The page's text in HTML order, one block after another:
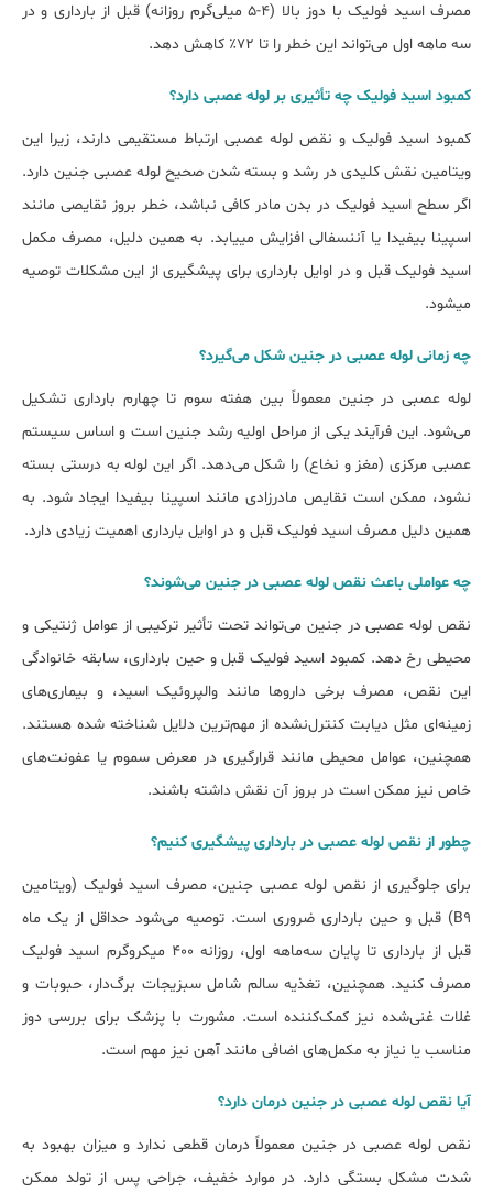
مصرف اسید فولیک با دوز بالا (۴-۵ میلی‌گرم روزانه) قبل از بارداری و در
سه ماهه اول می‌تواند این خطر را تا ۷۲٪ کاهش دهد.
کمبود اسید فولیک چه تأثیری بر لوله عصبی دارد؟
کمبود اسید فولیک و نقص لوله عصبی ارتباط مستقیمی دارند، زیرا این
ویتامین نقش کلیدی در رشد و بسته شدن صحیح لوله عصبی جنین دارد.
اگر سطح اسید فولیک در بدن مادر کافی نباشد، خطر بروز نقایصی مانند
اسپینا بیفیدا یا آننسفالی افزایش مییابد. به همین دلیل، مصرف مکمل
اسید فولیک قبل و در اوایل بارداری برای پیشگیری از این مشکلات توصیه
میشود.
چه زمانی لوله عصبی در جنین شکل می‌گیرد؟
لوله عصبی در جنین معمولاً بین هفته سوم تا چهارم بارداری تشکیل
می‌شود. این فرآیند یکی از مراحل اولیه رشد جنین است و اساس سیستم
عصبی مرکزی (مغز و نخاع) را شکل می‌دهد. اگر این لوله به درستی بسته
نشود، ممکن است نقایص مادرزادی مانند اسپینا بیفیدا ایجاد شود. به
همین دلیل مصرف اسید فولیک قبل و در اوایل بارداری اهمیت زیادی دارد.
چه عواملی باعث نقص لوله عصبی در جنین می‌شوند؟
نقص لوله عصبی در جنین می‌تواند تحت تأثیر ترکیبی از عوامل ژنتیکی و
محیطی رخ دهد. کمبود اسید فولیک قبل و حین بارداری، سابقه خانوادگی
این نقص، مصرف برخی داروها مانند والپروئیک اسید، و بیماری‌های
زمینه‌ای مثل دیابت کنترل‌نشده از مهم‌ترین دلایل شناخته شده هستند.
همچنین، عوامل محیطی مانند قرارگیری در معرض سموم یا عفونت‌های
خاص نیز ممکن است در بروز آن نقش داشته باشند.
چطور از نقص لوله عصبی در بارداری پیشگیری کنیم؟
برای جلوگیری از نقص لوله عصبی جنین، مصرف اسید فولیک (ویتامین
B9) قبل و حین بارداری ضروری است. توصیه می‌شود حداقل از یک ماه
قبل از بارداری تا پایان سه‌ماهه اول، روزانه ۴۰۰ میکروگرم اسید فولیک
مصرف کنید. همچنین، تغذیه سالم شامل سبزیجات برگ‌دار، حبوبات و
غلات غنی‌شده نیز کمک‌کننده است. مشورت با پزشک برای بررسی دوز
مناسب یا نیاز به مکمل‌های اضافی مانند آهن نیز مهم است.
آیا نقص لوله عصبی در جنین درمان دارد؟
نقص لوله عصبی در جنین معمولاً درمان قطعی ندارد و میزان بهبود به
شدت مشکل بستگی دارد. در موارد خفیف، جراحی پس از تولد ممکن